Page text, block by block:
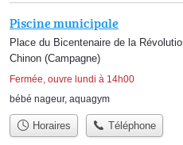
Piscine municipale
Place du Bicentenaire de la
Chinon (Campagne)
Fermée, ouvre lundi à 14h00
bébé nageur, aquagym
Horaires Téléphone